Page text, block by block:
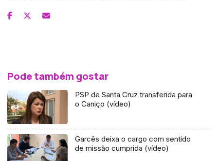
Pode também gostar
PSP de Santa Cruz transferida para
o Caniço (vídeo)
Garcês deixa o cargo com sentido
de missão cumprida (vídeo)